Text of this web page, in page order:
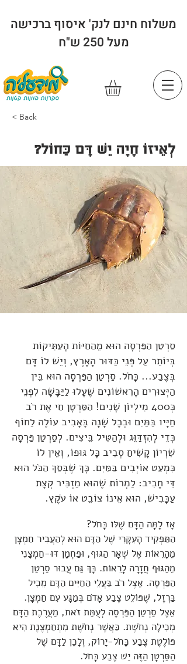
משלוח חינם לנק' איסוף ברכישה
מעל 250 ש"ח
< Back
לְאֵיזוֹ חָיָה יֵשׁ דָּם כַּחוֹל?
סַרְטַן הַפַּרְסָה הוּא מֵהַחַיּוֹת הָעַתִּיקוֹת
בְּיוֹתֵר עַל פְּנֵי כַּדּוּר הָאָרֶץ, וְיֵשׁ לוֹ דָּם
בְּצֶבַע... כָּחֹל. סַרְטַן הַפַּרְסָה הוּא בֵּין
הַיְּצוּרִים הָרִאשׁוֹנִים שֶׁעָלוּ לַיַּבָּשָׁה לִפְנֵי
כְּ400 מִילְיוֹן שָׁנִים! הַסַּרְטָן חַי אֶת רֹב
חַיָּיו בַּמַּיִם וּבְכָל שָׁנָה בָּאָבִיב עוֹלֶה לַחוֹף
כְּדֵי לְהִזְדַּוֵּג וּלְהַטִּיל בֵּיצִים. לְסַרְטַן פַּרְסָה
שִׁרְיוֹן קָשִׁיחַ סְבִיב כָּל גּוּפוֹ, וְאֵין לוֹ
כִּמְעַט אוֹיְבִים בַּמַּיִם. כָּךְ שֶׁבְּסַךְ הַכֹּל הוּא
דֵּי חָבִיב: לַמְרוֹת שֶׁהוּא מַזְכִּיר קְצָת
עַכָּבִישׁ, הוּא אֵינוֹ צוֹבֵט אוֹ עֹקֶץ.
אָז לָמָּה הַדָּם שֶׁלּוֹ כָּחֹל?
הַתַּפְקִיד הָעִקָּרִי שֶׁל הַדָּם הוּא לְהַעֲבִיר חַמְצָן
מֵהָרֵאוֹת אֶל שְׁאָר הַגּוּף, וּפַחְמָן דּוּ-חַמְצָנִי
מֵהַגּוּף חֲזָרָה לָרֵאוֹת. כָּךְ גַּם עֲבוּר סַרְטַן
הַפַּרְסָה. אֵצֶל רֹב בַּעֲלֵי הַחַיִּים הַדָּם מֵכִיל
בַּרְזֶל, שֶׁפּוֹלֵט צֶבַע אָדֹם בְּמַגָּע עִם חַמְצָן.
אֵצֶל סַרְטַן הַפַּרְסָה לְעֻמַּת זֹאת, מַעֲרֶכֶת הַדָּם
מְכִילָה נְחֹשֶׁת. כַּאֲשֶׁר נְחֹשֶׁת מִתְחַמְצֶנֶת הִיא
פּוֹלֶטֶת צֶבַע כָּחֹל-יָרוֹק, וְלָכֵן לַדָּם שֶׁל
הַסַּרְטָן הַזֶּה יֵשׁ צֶבַע כָּחֹל.